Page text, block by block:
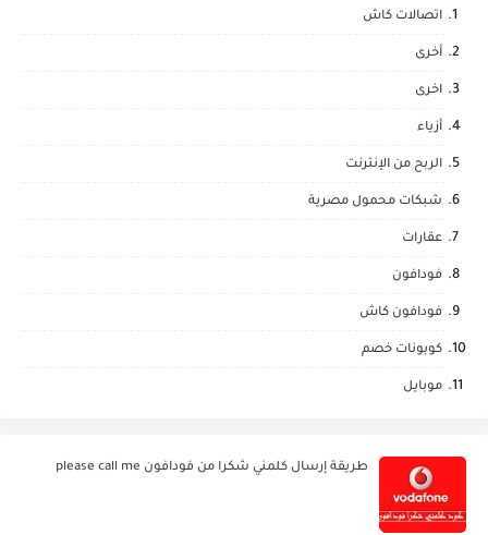
اتصالات كاش
أخرى
اخرى
أزياء
الربح من الإنترنت
شبكات محمول مصرية
عقارات
فودافون
فودافون كاش
كوبونات خصم
موبايل
طريقة إرسال كلمني شكرا من فودافون please call me